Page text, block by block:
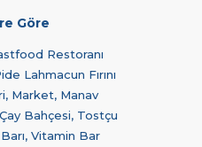
Göre
Restoranı
Lahmacun Fırını
Market, Manav
Bahçesi, Tostçu
Vitamin Bar